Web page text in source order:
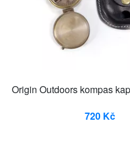
Origin Outdoors kompas
720 Kč